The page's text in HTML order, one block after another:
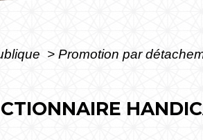
> Promotion par